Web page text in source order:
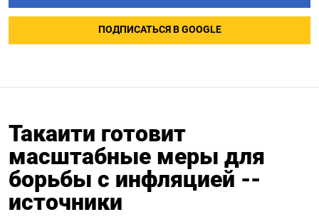
ПОДПИСАТЬСЯ В GOOGLE
Такаити готовит
масштабные меры для
борьбы с инфляцией --
источники